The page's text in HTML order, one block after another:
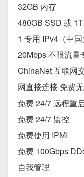
32GB 内存
480GB SSD 或
1 专用 IPv4（中国
20Mbps 不限流量
ChinaNet 互联网
网直接连接 免费
免费 24/7 远程重
免费 24/7 监控
免费使用 IPMI
免费 100Gbps
自我管理